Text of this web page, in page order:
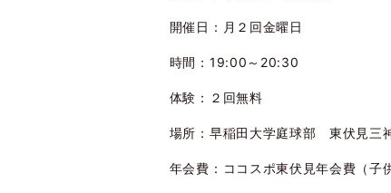
開催日：月２回金曜日
時間：19:00～20:30
体験：２回無料
場所：早稲田大学庭球部 東伏見三
年会費：ココスポ東伏見年会費（子